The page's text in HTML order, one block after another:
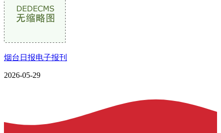
烟台日报电子报刊
2026-05-29